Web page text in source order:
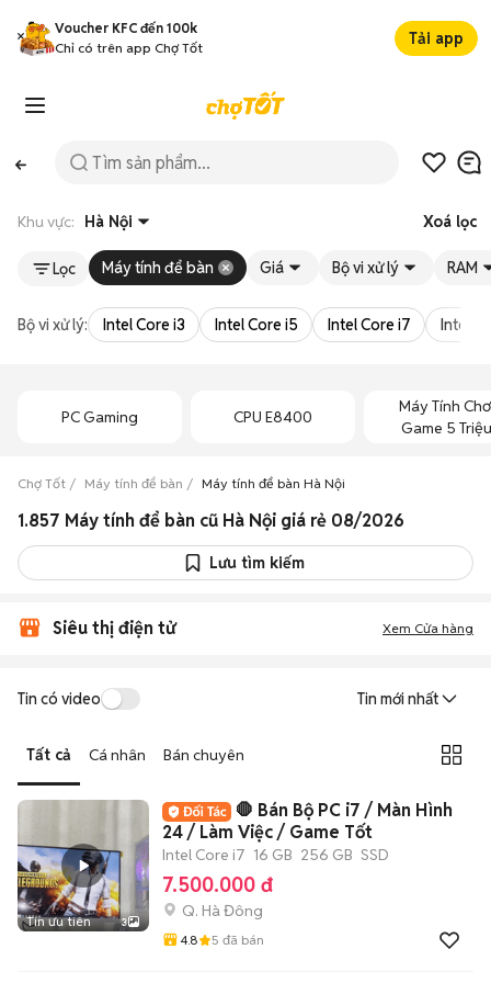
Voucher KFC đến 100k
Chỉ có trên app Chợ Tốt
Tải app
Khu vực: Hà Nội Xoá lọc
Lọc Máy tính để bàn Giá Bộ vi xử lý RAM
Bộ vi xử lý: Intel Core i3 Intel Core i5 Intel Core i7 Intel
PC Gaming CPU E8400
Máy Tính
Game 5 Triệu
Chợ Tốt Máy tính để bàn Máy tính để bàn Hà Nội
1.857 Máy tính để bàn cũ Hà Nội giá rẻ 08/2026
Lưu tìm kiếm
Siêu thị điện tử Xem Cửa hàng
Tin có video Tin mới nhất
Tất cả Cá nhân Bán chuyên
Tin ưu tiên 3
🛑 Bán Bộ PC i7 / Màn Hình
24 / Làm Việc / Game Tốt
Intel Core i7 16 GB 256 GB SSD
7.500.000 đ
Q. Hà Đông
4.8 5 đã bán